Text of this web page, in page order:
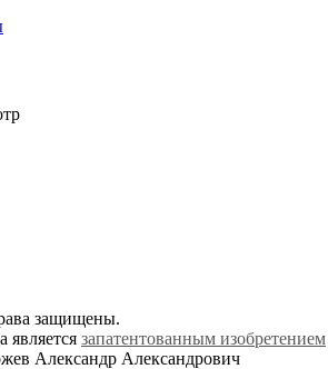
защищены.
является запатентованным изобретением
Александр Александрович